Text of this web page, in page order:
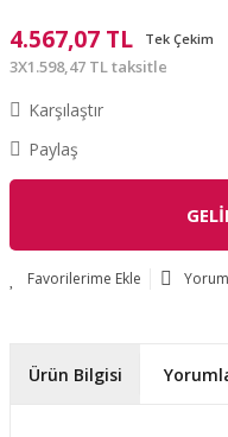
4.567,07 TL Tek Çekim
3X1.598,47 TL taksitle
Karşılaştır
Paylaş
Ürün Bilgisi